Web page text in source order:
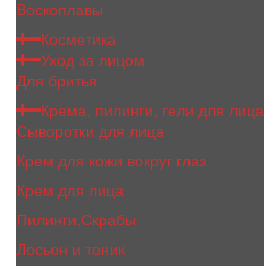
Воскоплавы
Косметика
Уход за лицом
Для бритья
Крема, пилинги, гели для лица
Сыворотки для лица
Крем для кожи вокруг глаз
Крем для лица
Пилинги,Скрабы
Лосьон и тоник